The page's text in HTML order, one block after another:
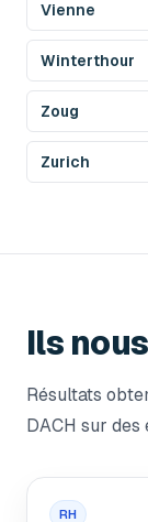
Vienne
Winterthour
Zoug
Zurich
Ils
Résultats
DACH sur des
RH